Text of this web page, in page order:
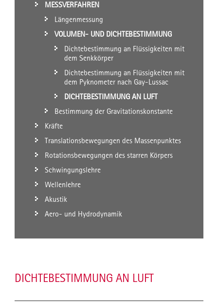
MESSVERFAHREN
Längenmessung
VOLUMEN- UND DICHTEBESTIMMUNG
Dichtebestimmung an Flüssigkeiten mit
dem Senkkörper
Dichtebestimmung an Flüssigkeiten mit
dem Pyknometer nach Gay-Lussac
DICHTEBESTIMMUNG AN LUFT
Bestimmung der Gravitationskonstante
Kräfte
Translationsbewegungen des Massenpunktes
Rotationsbewegungen des starren Körpers
Schwingungslehre
Wellenlehre
Akustik
Aero- und Hydrodynamik
DICHTEBESTIMMUNG AN LUFT